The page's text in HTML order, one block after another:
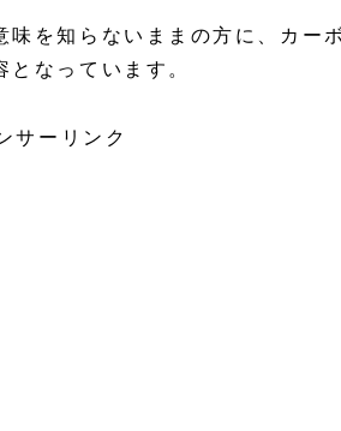
を知らないままの方に、カー
なっています。
サーリンク